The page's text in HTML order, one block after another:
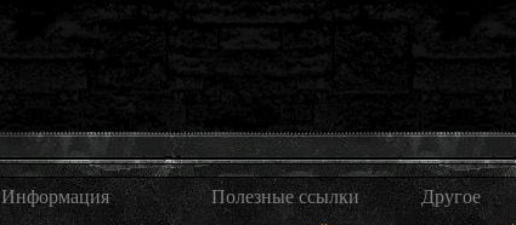
Информация Полезные ссылки Другое